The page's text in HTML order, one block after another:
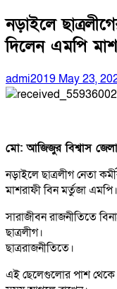
নড়াইলে
দিলেন এমপি
admi2019 May 23,
মো: অাজিজুর বিশ্বাস
নড়াইলে ছাত্রলীগ নেতা
মাশরাফী বিন মর্তুজা এমপি।
সারাজীবন রাজনীতিতে
ছাত্রলীগ।
ছাত্ররাজনীতিতে।
এই ছেলেগুলোর পাশ থেকে